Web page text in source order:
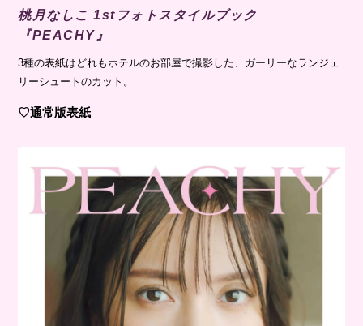
桃月なしこ 1stフォトスタイルブック
『PEACHY』
3種の表紙はどれもホテルのお部屋で撮影した、ガーリーなランジェ
リーシュートのカット。
♡通常版表紙